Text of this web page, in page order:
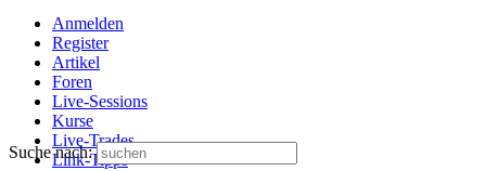
Anmelden
Register
Artikel
Foren
Live-Sessions
Kurse
Live-Trades
Link-Tipps
Suche nach: